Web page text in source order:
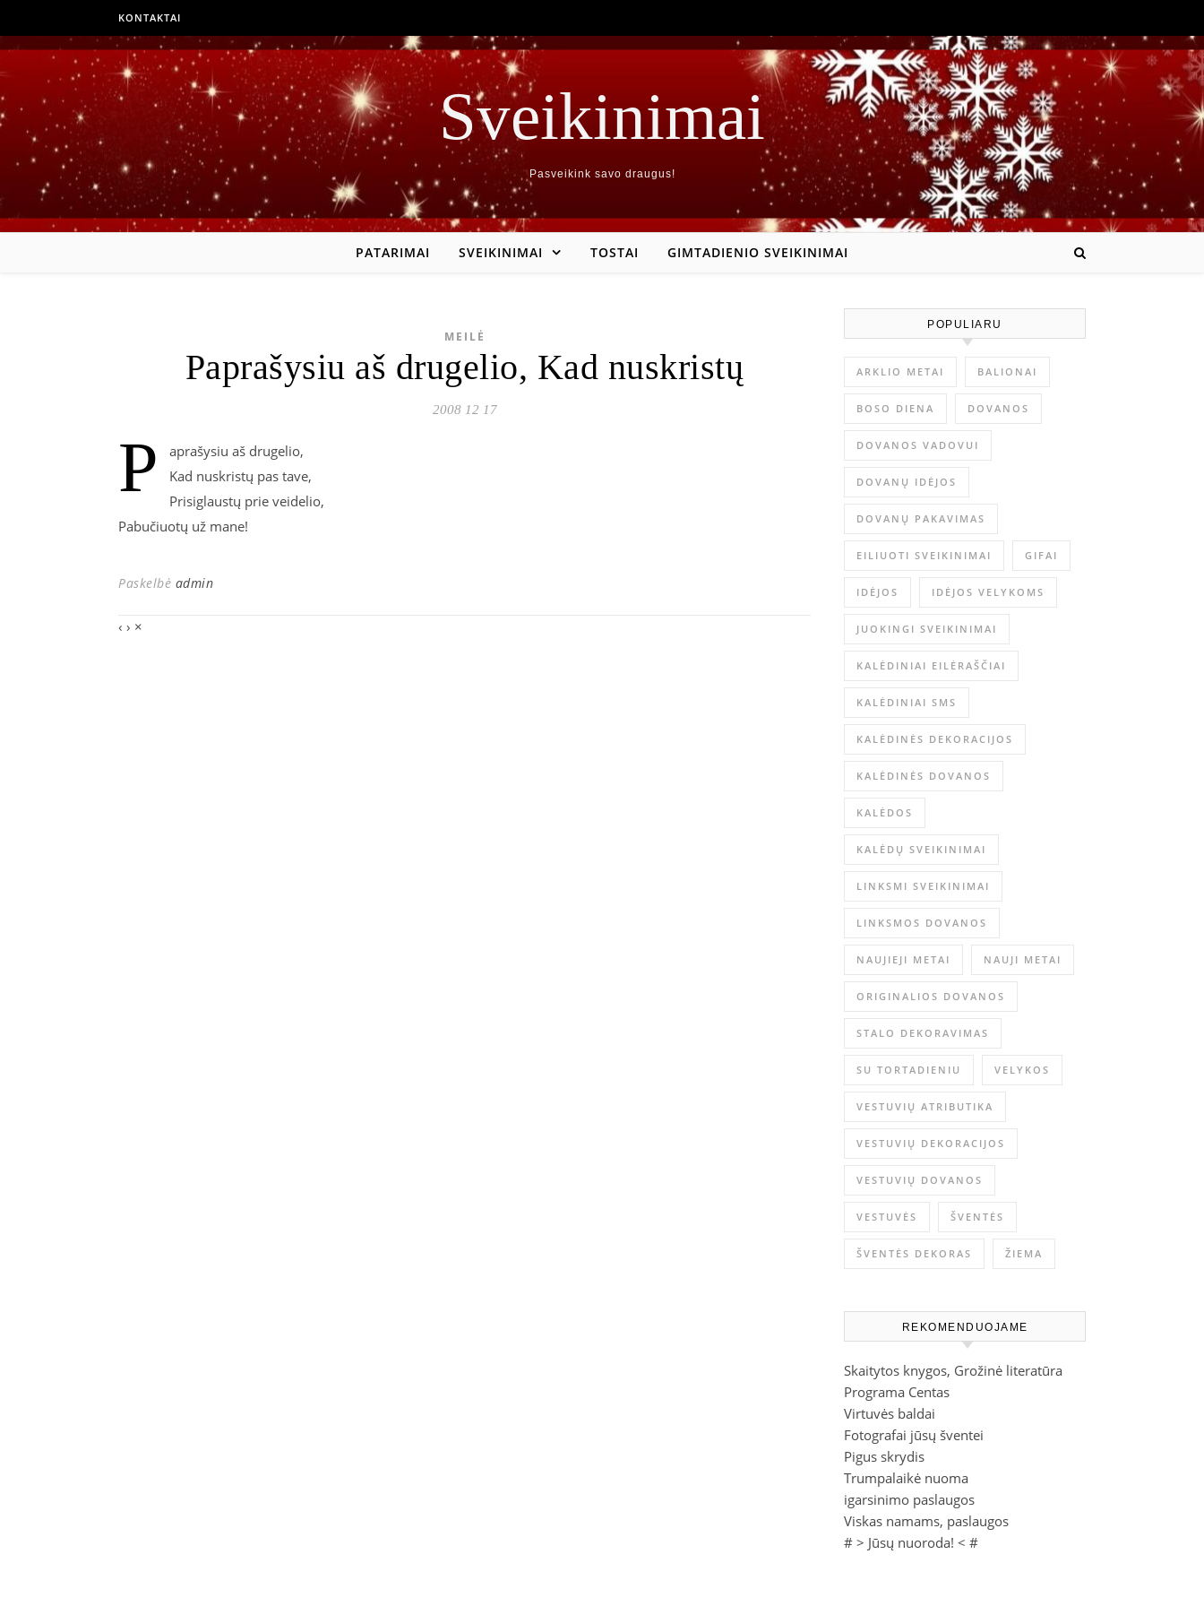
KONTAKTAI
Sveikinimai
Pasveikink savo draugus!
PATARIMAI SVEIKINIMAI TOSTAI GIMTADIENIO SVEIKINIMAI
MEILĖ
Paprašysiu aš drugelio, Kad nuskristų
2008 12 17
P
aprašysiu aš drugelio,
Kad nuskristų pas tave,
Prisiglaustų prie veidelio,
Pabučiuotų už mane!
Paskelbė admin
‹ › ×
POPULIARU
ARKLIO METAI BALIONAI
BOSO DIENA DOVANOS
DOVANOS VADOVUI
DOVANŲ IDĖJOS
DOVANŲ PAKAVIMAS
EILIUOTI SVEIKINIMAI GIFAI
IDĖJOS IDĖJOS VELYKOMS
JUOKINGI SVEIKINIMAI
KALĖDINIAI EILĖRAŠČIAI
KALĖDINIAI SMS
KALĖDINĖS DEKORACIJOS
KALĖDINĖS DOVANOS
KALĖDOS
KALĖDŲ SVEIKINIMAI
LINKSMI SVEIKINIMAI
LINKSMOS DOVANOS
NAUJIEJI METAI NAUJI METAI
ORIGINALIOS DOVANOS
STALO DEKORAVIMAS
SU TORTADIENIU VELYKOS
VESTUVIŲ ATRIBUTIKA
VESTUVIŲ DEKORACIJOS
VESTUVIŲ DOVANOS
VESTUVĖS ŠVENTĖS
ŠVENTĖS DEKORAS ŽIEMA
REKOMENDUOJAME
Skaitytos knygos, Grožinė literatūra
Programa Centas
Virtuvės baldai
Fotografai jūsų šventei
Pigus skrydis
Trumpalaikė nuoma
igarsinimo paslaugos
Viskas namams, paslaugos
# > Jūsų nuoroda! < #